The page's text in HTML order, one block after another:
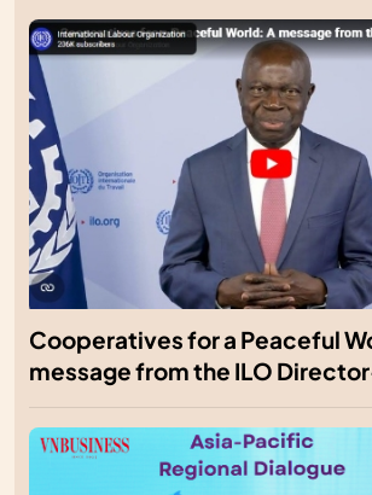
Cooperatives for a Peaceful
message from the ILO